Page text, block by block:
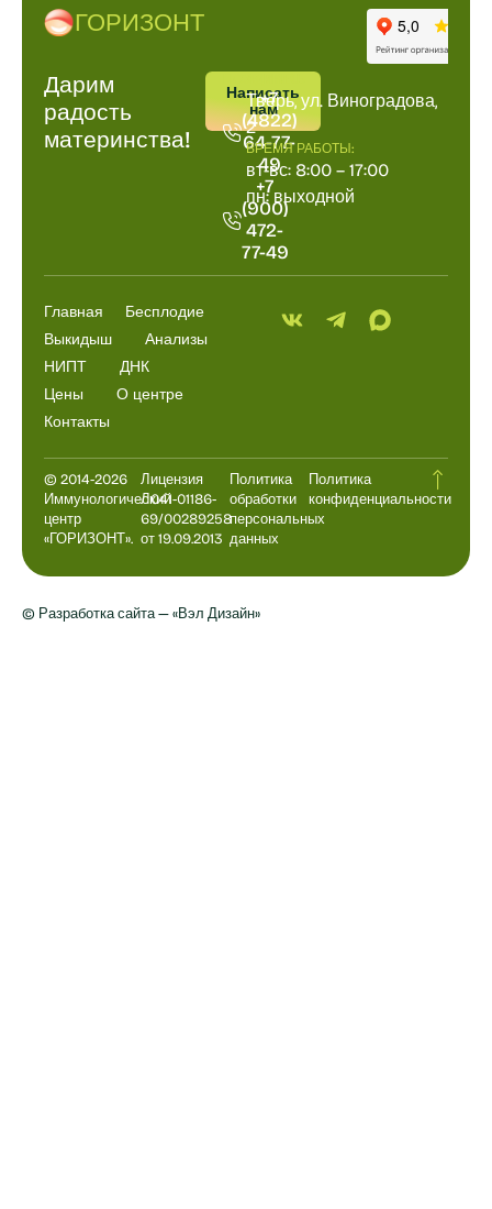
ГОРИЗОНТ
Дарим
радость
материнства!
Написать
нам
+7
(4822)
64-77-
49
+7
(900)
472-
77-49
Тверь, ул. Виноградова,
2
ВРЕМЯ РАБОТЫ:
вт-вс: 8:00 – 17:00
пн: выходной
Главная
Бесплодие
Выкидыш
Анализы
НИПТ
ДНК
Цены
О центре
Контакты
© 2014-2026
Иммунологический
центр
«ГОРИЗОНТ».
Лицензия
Л041-01186-
69/00289258
от 19.09.2013
Политика
обработки
персональных
данных
Политика
конфиденциальности
© Разработка сайта — «Вэл Дизайн»